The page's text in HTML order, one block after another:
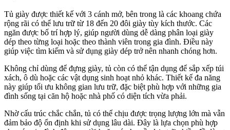
Tủ giày được thiết kế với 3 cánh mở, bên trong là các khoang chứa
rộng rãi có thể lưu trữ từ 18 đến 20 đôi giày tùy kích thước. Các
ngăn được bố trí hợp lý, giúp người dùng dễ dàng phân loại giày
dép theo từng loại hoặc theo thành viên trong gia đình. Điều này
giúp việc tìm kiếm và sử dụng giày dép trở nên nhanh chóng hơn.
Không chỉ dùng để đựng giày, tủ còn có thể tận dụng để sắp xếp túi
xách, ô dù hoặc các vật dụng sinh hoạt nhỏ khác. Thiết kế đa năng
này giúp tối ưu không gian lưu trữ, đặc biệt phù hợp với những gia
đình sống tại căn hộ hoặc nhà phố có diện tích vừa phải.
Nhờ cấu trúc chắc chắn, tủ có thể chịu được trọng lượng lớn mà vẫn
đảm bảo độ ổn định khi sử dụng lâu dài. Đây là lựa chọn phù hợp